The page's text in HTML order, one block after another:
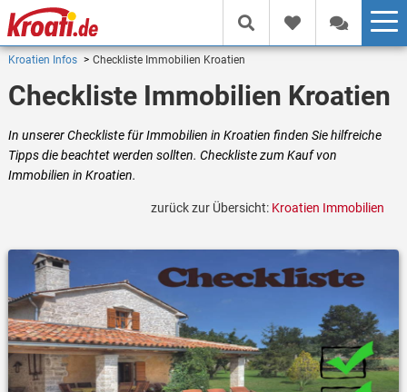
Kroatien Infos Checkliste Immobilien Kroatien
Checkliste Immobilien Kroatien
In unserer Checkliste für Immobilien in Kroatien finden Sie hilfreiche
Tipps die beachtet werden sollten. Checkliste zum Kauf von
Immobilien in Kroatien.
zurück zur Übersicht: Kroatien Immobilien